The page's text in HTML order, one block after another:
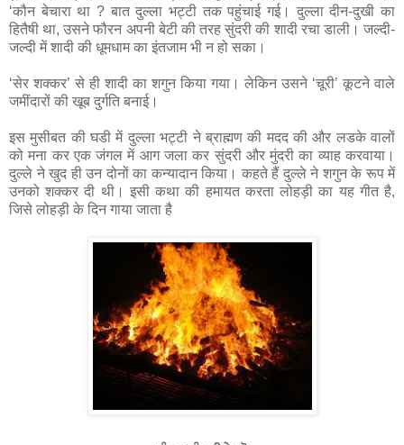
‘कौन बेचारा था ? बात दुल्ला भट्टी तक पहुंचाई गई। दुल्ला दीन-दुखी का
हितैषी था,उसने फौरन अपनी बेटी की तरह सुंदरी की शादी रचा डाली। जल्दी-
जल्दी में शादी की धूमधाम का इंतजाम भी न हो सका।
‘सेर शक्कर’ से ही शादी का शगुन किया गया। लेकिन उसने ‘चूरी’ कूटने वाले
जमींदारों की खूब दुर्गति बनाई।
इस मुसीबत की घडी में दुल्ला भट्टी ने ब्राह्मण की मदद की और लडके वालों
को मना कर एक जंगल में आग जला कर सुंदरी और मुंदरी का व्याह करवाया।
दुल्ले ने खुद ही उन दोनों का कन्यादान किया। कहते हैं दुल्ले ने शगुन के रूप में
उनको शक्कर दी थी। इसी कथा की हमायत करता लोहड़ी का यह गीत है,
जिसे लोहड़ी के दिन गाया जाता है